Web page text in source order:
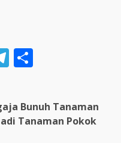
Telegram
Bunuh Tanaman
Tanaman Pokok